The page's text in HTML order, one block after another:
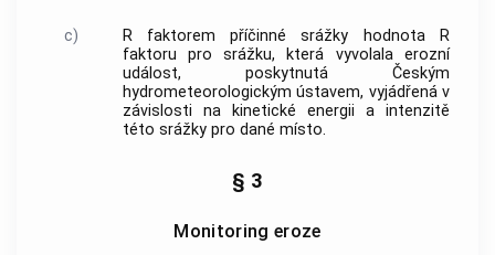
c)
R faktorem příčinné srážky hodnota R
faktoru pro srážku, která vyvolala erozní
událost, poskytnutá Českým
hydrometeorologickým ústavem, vyjádřená v
závislosti na kinetické energii a intenzitě
této srážky pro dané místo.
§ 3
Monitoring eroze